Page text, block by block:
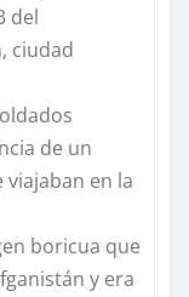
del
ciudad
de un
en la
boricua que
y era